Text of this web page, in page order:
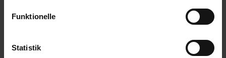
Funktionelle
Statistik